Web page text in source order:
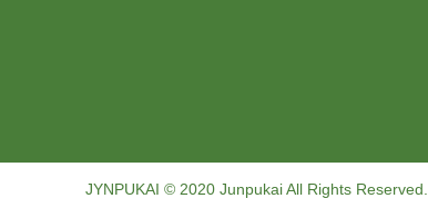
JYNPUKAI © 2020 Junpukai All Rights Reserved.